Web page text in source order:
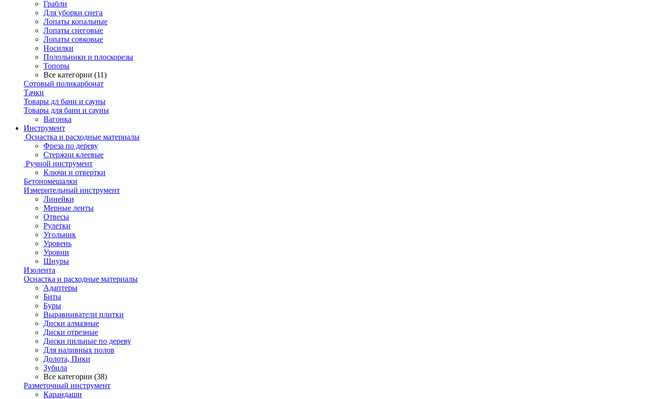
Грабли
Для уборки снега
Лопаты копальные
Лопаты снеговые
Лопаты совковые
Носилки
Полольники и плоскорезы
Топоры
Все категории (11)
Сотовый поликарбонат
Тачки
Товары дл бани и сауны
Товары для бани и сауны
Вагонка
Инструмент
Оснастка и расходные материалы
Фреза по дереву
Стержни клеевые
Ручной инструмент
Ключи и отвертки
Бетономешалки
Измерительный инструмент
Линейки
Мерные ленты
Отвесы
Рулетки
Угольник
Уровень
Уровни
Шнуры
Изолента
Оснастка и расходные материалы
Адаптеры
Биты
Буры
Выравниватели плитки
Диски алмазные
Диски отрезные
Диски пильные по дереву
Для наливных полов
Долота, Пики
Зубила
Все категории (38)
Разметочный инструмент
Карандаши